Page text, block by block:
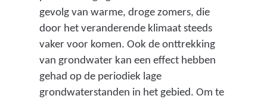
v
e
r
d
w
i
gevolg van warme, droge zomers, die
door het veranderende klimaat steeds
vaker voor komen. Ook de onttrekking
van grondwater kan een effect hebben
gehad op de periodiek lage
grondwaterstanden in het gebied. Om te